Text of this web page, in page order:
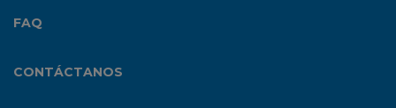
FAQ
CONTÁCTANOS